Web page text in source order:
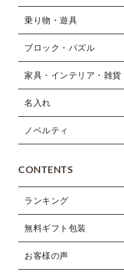
乗り物・遊具
ブロック・パズル
家具・インテリア・雑貨
名入れ
ノベルティ
CONTENTS
ランキング
無料ギフト包装
お客様の声